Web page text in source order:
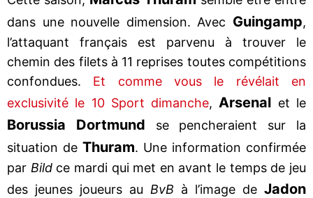
dans une nouvelle dimension. Avec Guingamp,
l’attaquant français est parvenu à trouver le
chemin des filets à 11 reprises toutes compétitions
confondues. Et comme vous le révélait en
exclusivité le 10 Sport dimanche, Arsenal et le
Borussia Dortmund se pencheraient sur la
situation de Thuram. Une information confirmée
par Bildce mardi qui met en avant le temps de jeu
des jeunes joueurs au BvB à l’image de Jadon